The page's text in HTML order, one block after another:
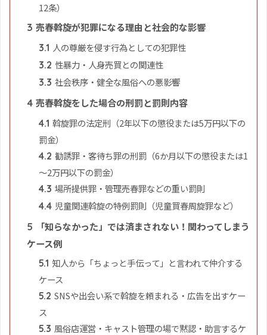
12条）
3 売春斡旋が犯罪になる理由と社会的な影響
3.1 人の尊厳を侵す行為としての犯罪性
3.2 性暴力・人身売買との関連性
3.3 社会秩序・健全な風俗への悪影響
4 売春斡旋をした場合の刑罰と罰則内容
4.1 斡旋罪の法定刑（2年以下の懲役または5万円以下の
罰金）
4.2 勧誘罪・客待ち罪の刑罰（6か月以下の懲役または1
～2万円以下の罰金）
4.3 場所提供罪・管理売春罪などの重い罰則
4.4 児童関連斡旋の特例罰則（児童買春周旋罪など）
5
「知らなかった」では済まされない！関わってしまう
ケース例
5.1 知人から「ちょっと手伝って」と言われて仲介する
ケース
5.2 SNSや出会い系で斡旋を頼まれる・広告を出すケー
ス
5.3 風俗店運営・キャスト管理の場で黙認・助言するケ